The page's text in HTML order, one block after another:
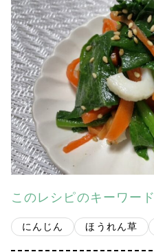
会社案内
多摩青果便り
採用情報
アクセス
プライバシーポリシー
このレシピのキーワード
にんじん ほうれん草